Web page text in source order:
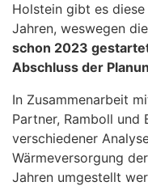
Holstein gibt es
Jahren, weswegen
schon 2023
Abschluss der
In Zusammenarbeit
Partner, Ramboll und
verschiedener
Wärmeversorgung
Jahren umgestellt